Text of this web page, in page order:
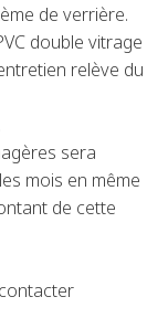
de verrière.
double vitrage
relève du
sera
mois en même
de cette